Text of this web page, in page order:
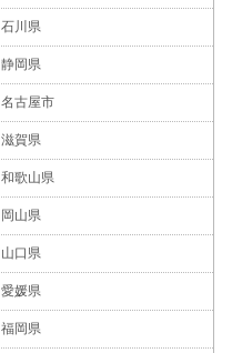
石川県
静岡県
名古屋市
滋賀県
和歌山県
岡山県
山口県
愛媛県
福岡県